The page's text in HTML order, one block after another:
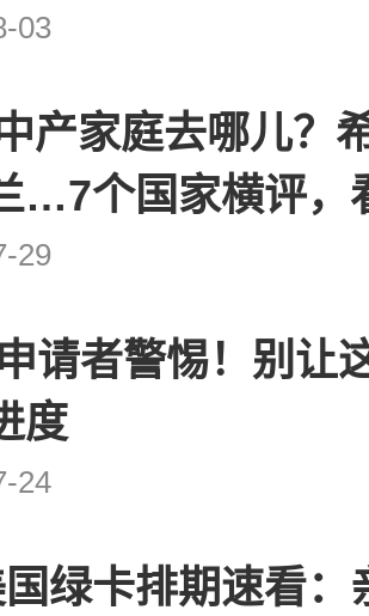
03
产家庭去哪儿？
…7个国家横评，
29
请者警惕！别让
度
24
绿卡排期速看：